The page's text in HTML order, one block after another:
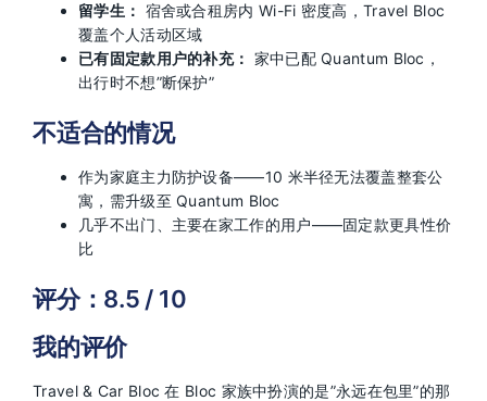
留学生： 宿舍或合租房内 Wi-Fi 密度高，Travel Bloc
覆盖个人活动区域
已有固定款用户的补充： 家中已配 Quantum Bloc，
出行时不想”断保护”
不适合的情况
作为家庭主力防护设备——10 米半径无法覆盖整套公
寓，需升级至 Quantum Bloc
几乎不出门、主要在家工作的用户——固定款更具性价
比
评分：8.5 / 10
我的评价
Travel & Car Bloc 在 Bloc 家族中扮演的是”永远在包里”的那